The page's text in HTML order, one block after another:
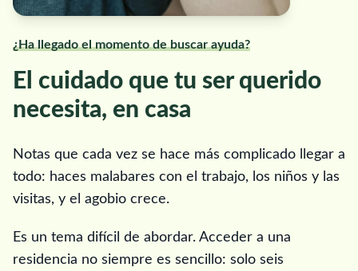
¿Ha llegado el momento de buscar ayuda?
El cuidado que tu ser querido
necesita, en casa
Notas que cada vez se hace más complicado llegar a
todo: haces malabares con el trabajo, los niños y las
visitas, y el agobio crece.
Es un tema difícil de abordar. Acceder a una
residencia no siempre es sencillo: solo seis